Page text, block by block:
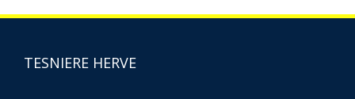
TESNIERE HERVE